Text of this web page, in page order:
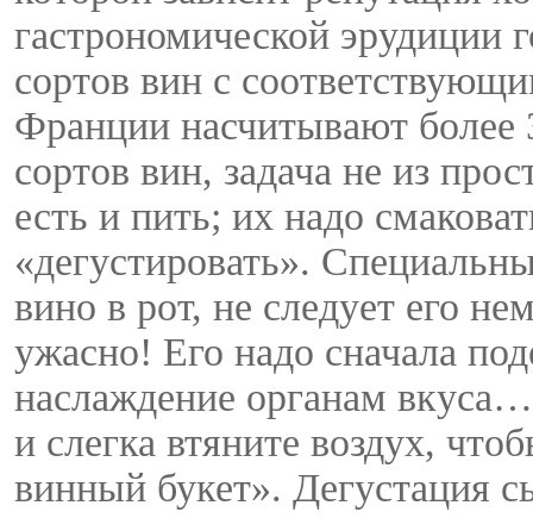
гастрономической эрудиции
сортов вин с
Франции насчитывают более
сортов вин, задача не из
есть и пить; их надо
«дегустировать».
вино в рот, не следует его
ужасно! Его надо сначала
наслаждение органам
и слегка втяните воздух,
винный букет». Дегустация